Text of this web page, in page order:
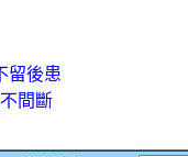
留後患
間斷